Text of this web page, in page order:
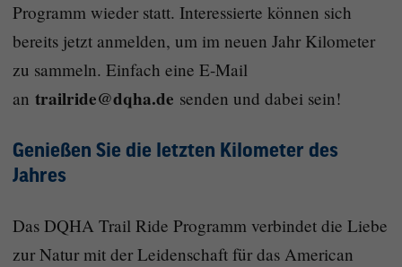
Programm wieder statt. Interessierte können sich
bereits jetzt anmelden, um im neuen Jahr Kilometer
zu sammeln. Einfach eine E-Mail
an trailride@dqha.de senden und dabei sein!
Genießen Sie die letzten Kilometer des
Jahres
Das DQHA Trail Ride Programm verbindet die Liebe
zur Natur mit der Leidenschaft für das American